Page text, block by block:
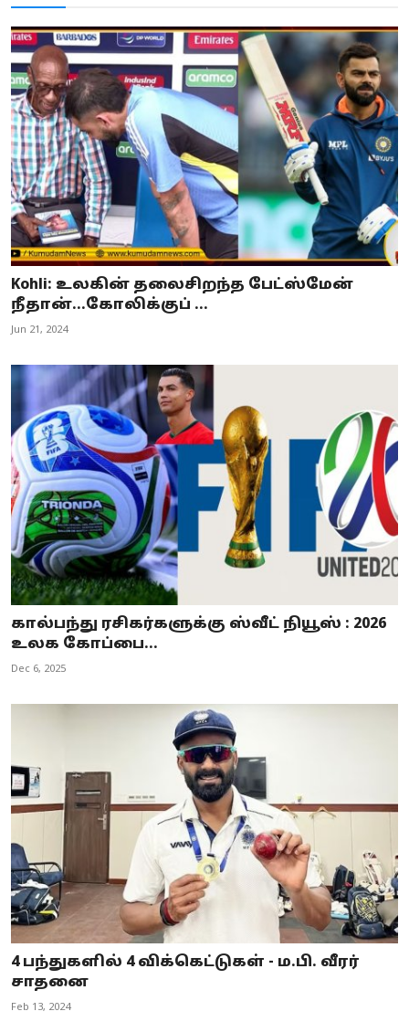
Kohli: உலகின் தலைசிறந்த பேட்ஸ்மேன்
நீதான்...கோலிக்குப் ...
Jun 21, 2024
கால்பந்து ரசிகர்களுக்கு ஸ்வீட் நியூஸ் : 2026
உலக கோப்பை...
Dec 6, 2025
4 பந்துகளில் 4 விக்கெட்டுகள் - ம.பி. வீரர்
சாதனை
Feb 13, 2024